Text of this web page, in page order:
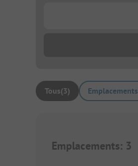
Tous(3) Emplacements
Emplacements: 3